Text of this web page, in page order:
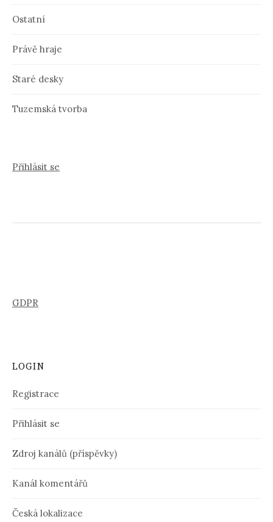
Ostatní
Právě hraje
Staré desky
Tuzemská tvorba
Přihlásit se
GDPR
LOGIN
Registrace
Přihlásit se
Zdroj kanálů (příspěvky)
Kanál komentářů
Česká lokalizace